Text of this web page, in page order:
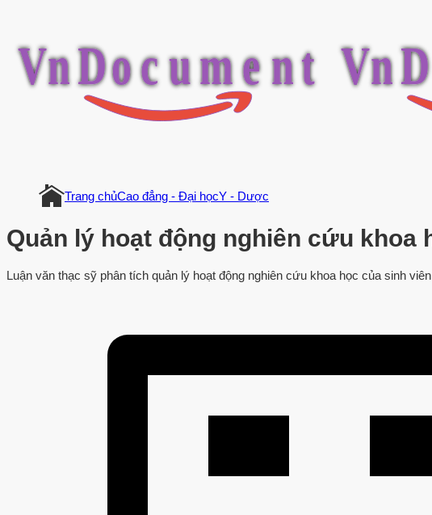
VnDocument VnD
Trang chủCao đẳng - Đại họcY - Dược
Quản lý hoạt động nghiên cứu khoa
Luận văn thạc sỹ phân tích quản lý hoạt động nghiên cứu khoa học của sinh